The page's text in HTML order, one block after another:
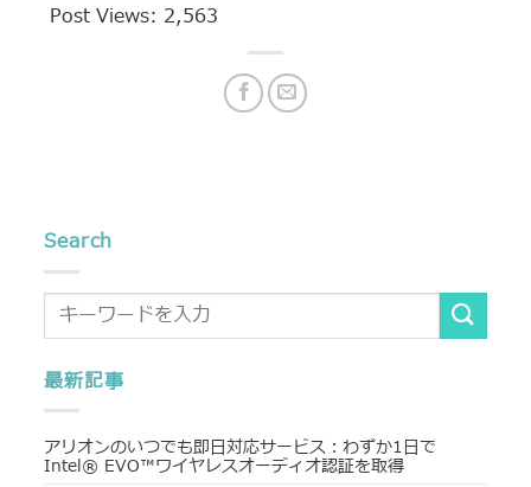
Post Views: 2,563
Search
最新記事
アリオンのいつでも即日対応サービス：わずか1日で
Intel® EVO™ワイヤレスオーディオ認証を取得